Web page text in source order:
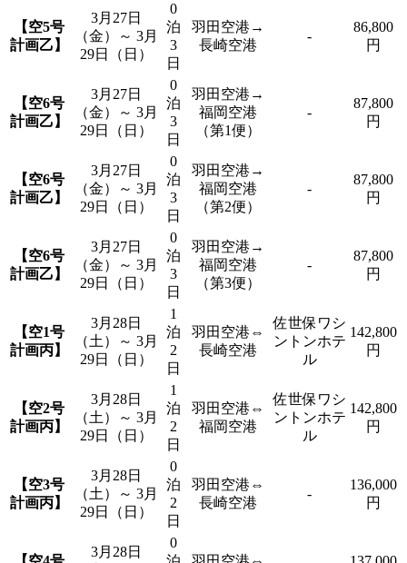
【空5号
計画乙】
3月27日
（金）～ 3月
29日（日）
0
泊
3
日
羽田空港→
長崎空港
-
86,800
円
【空6号
計画乙】
3月27日
（金）～ 3月
29日（日）
0
泊
3
日
羽田空港→
福岡空港
（第1便）
-
87,800
円
【空6号
計画乙】
3月27日
（金）～ 3月
29日（日）
0
泊
3
日
羽田空港→
福岡空港
（第2便）
-
87,800
円
【空6号
計画乙】
3月27日
（金）～ 3月
29日（日）
0
泊
3
日
羽田空港→
福岡空港
（第3便）
-
87,800
円
【空1号
計画丙】
3月28日
（土）～ 3月
29日（日）
1
泊
2
日
羽田空港⇔
長崎空港
佐世保ワシ
ントンホテ
ル
142,800
円
【空2号
計画丙】
3月28日
（土）～ 3月
29日（日）
1
泊
2
日
羽田空港⇔
福岡空港
佐世保ワシ
ントンホテ
ル
142,800
円
【空3号
計画丙】
3月28日
（土）～ 3月
29日（日）
0
泊
2
日
羽田空港⇔
長崎空港
-
136,000
円
3月28日
0